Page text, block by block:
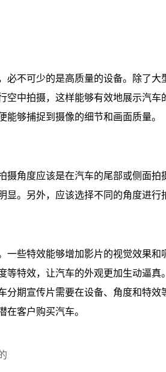
必不可少的是高质量的设备。除了
中拍摄，这样能够有效地展示汽
够捕捉到摄像的细节和画面质量。
摄角度应该是在汽车的尾部或侧面
。另外，应该选择不同的角度进行
一些特效能够增加影片的视觉效果
特效，让汽车的外观更加生动逼真。
分期宣传片需要在设备、角度和特
在客户购买汽车。